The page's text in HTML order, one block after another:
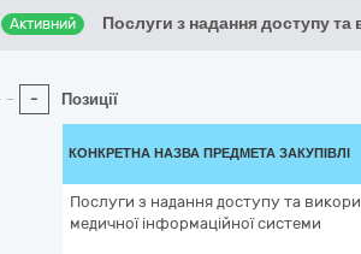
Активний Послуги з надання доступу та
- Позиції
КОНКРЕТНА НАЗВА ПРЕДМЕТА ЗАКУПІВЛІ
Послуги з надання доступу та
медичної інформаційної системи